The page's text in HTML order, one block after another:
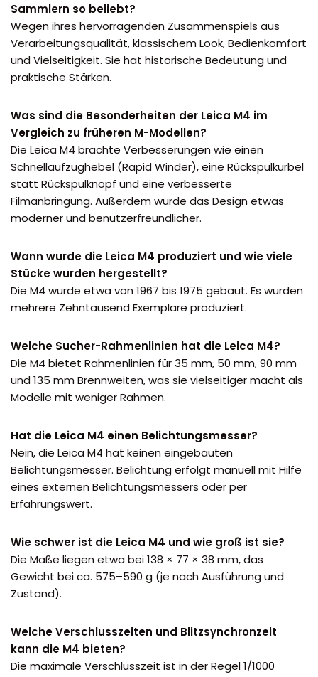
Sammlern so beliebt?
Wegen ihres hervorragenden Zusammenspiels aus
Verarbeitungsqualität, klassischem Look, Bedienkomfort
und Vielseitigkeit. Sie hat historische Bedeutung und
praktische Stärken.
Was sind die Besonderheiten der Leica M4 im
Vergleich zu früheren M-Modellen?
Die Leica M4 brachte Verbesserungen wie einen
Schnellaufzughebel (Rapid Winder), eine Rückspulkurbel
statt Rückspulknopf und eine verbesserte
Filmanbringung. Außerdem wurde das Design etwas
moderner und benutzerfreundlicher.
Wann wurde die Leica M4 produziert und wie viele
Stücke wurden hergestellt?
Die M4 wurde etwa von 1967 bis 1975 gebaut. Es wurden
mehrere Zehntausend Exemplare produziert.
Welche Sucher-Rahmenlinien hat die Leica M4?
Die M4 bietet Rahmenlinien für 35 mm, 50 mm, 90 mm
und 135 mm Brennweiten, was sie vielseitiger macht als
Modelle mit weniger Rahmen.
Hat die Leica M4 einen Belichtungsmesser?
Nein, die Leica M4 hat keinen eingebauten
Belichtungsmesser. Belichtung erfolgt manuell mit Hilfe
eines externen Belichtungsmessers oder per
Erfahrungswert.
Wie schwer ist die Leica M4 und wie groß ist sie?
Die Maße liegen etwa bei 138 × 77 × 38 mm, das
Gewicht bei ca. 575–590 g (je nach Ausführung und
Zustand).
Welche Verschlusszeiten und Blitzsynchronzeit
kann die M4 bieten?
Die maximale Verschlusszeit ist in der Regel 1/1000